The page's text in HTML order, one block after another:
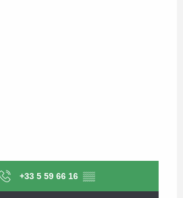
+33 5 59 66 16 ▒▒